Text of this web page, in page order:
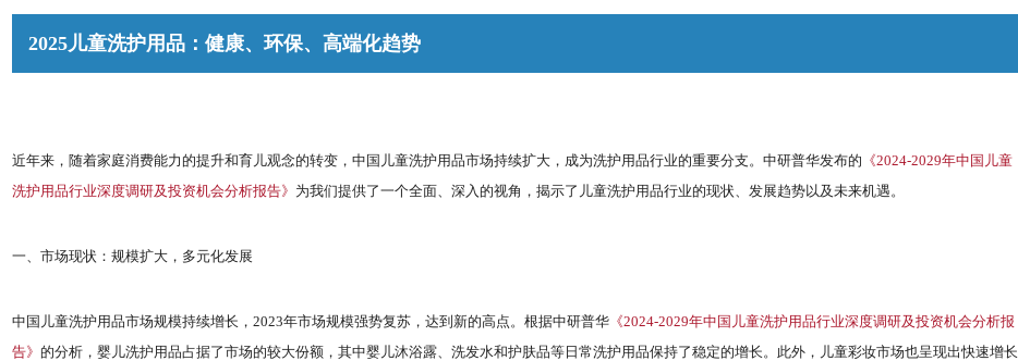
2025儿童洗护用品：健康、环保、高端化趋势
近年来，随着家庭消费能力的提升和育儿观念的转变，中国儿童洗护用品市场持续扩大，成为洗护用品行业的重要分支。中研普华发布的 《2024-2029年中国儿童
洗护用品行业深度调研及投资机会分析报告》 为我们提供了一个全面、深入的视角，揭示了儿童洗护用品行业的现状、发展趋势以及未来机遇。
一、市场现状：规模扩大，多元化发展
中国儿童洗护用品市场规模持续增长，2023年市场规模强势复苏，达到新的高点。根据中研普华《2024-2029年中国儿童洗护用品行业深度调研及投资机会分析报
告》 的分析，婴儿洗护用品占据了市场的较大份额，其中婴儿沐浴露、洗发水和护肤品等日常洗护用品保持了稳定的增长。此外，儿童彩妆市场也呈现出快速增长